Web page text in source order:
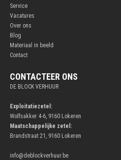
Service
Vacatures
Over ons
Blog
Materiaal in beeld
Contact
CONTACTEER ONS
DE BLOCK VERHUUR
Exploitatiezetel:
Wolfsakker 4-6, 9160 Lokeren
Maatschappelijke zetel:
Brandstraat 21, 9160 Lokeren
info@deblockverhuur.be